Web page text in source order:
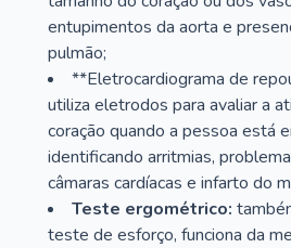
entupimentos da aorta e
pulmão;
**Eletrocardiograma de
utiliza eletrodos para avaliar a
coração quando a pessoa está
identificando arritmias,
câmaras cardíacas e infarto do
Teste ergométrico:
teste de esforço, funciona da